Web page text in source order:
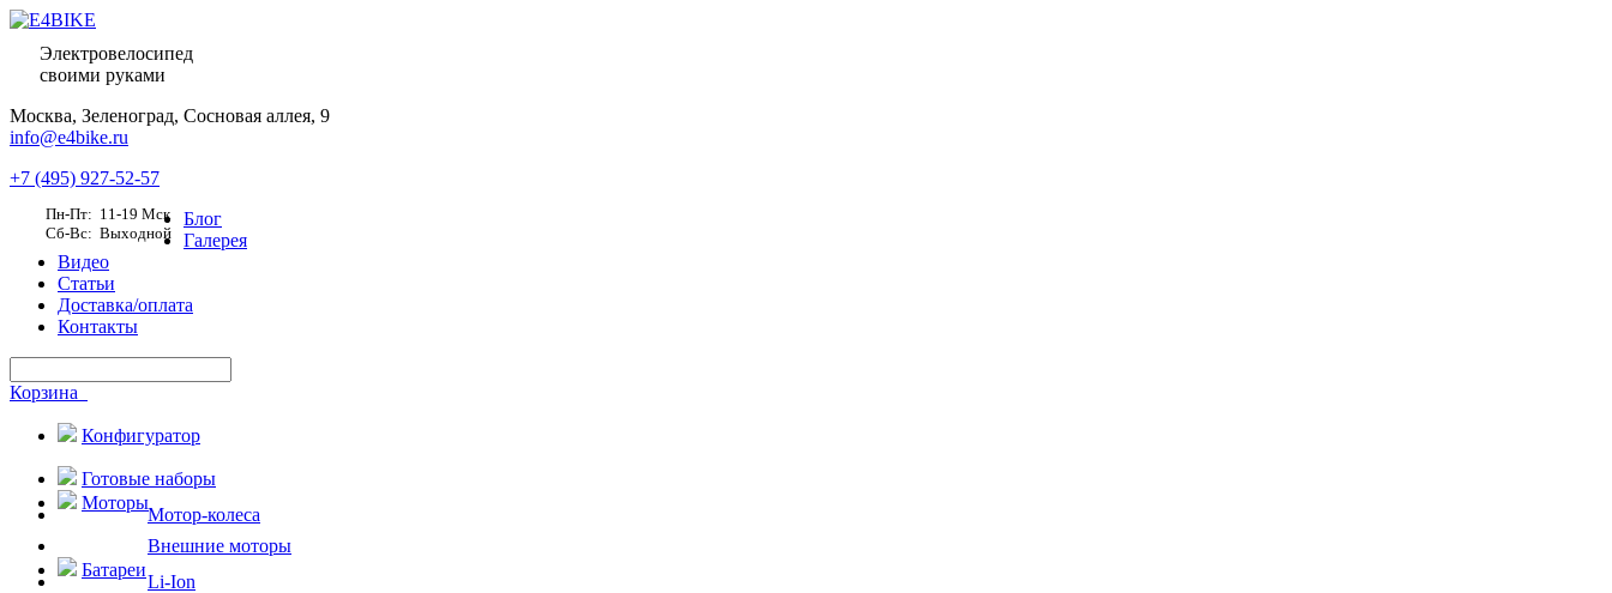
Электровелосипед
своими руками
Москва, Зеленоград, Сосновая аллея, 9
info@e4bike.ru
+7 (495) 927-52-57
Пн-Пт: 11-19 Мск
Сб-Вс: Выходной
Блог
Галерея
Видео
Статьи
Доставка/оплата
Контакты
Корзина
Конфигуратор
Готовые наборы
Моторы
Мотор-колеса
Внешние моторы
Батареи
Li-Ion